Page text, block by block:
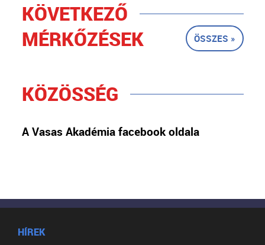
KÖVETKEZŐ
MÉRKŐZÉSEK
ÖSSZES »
KÖZÖSSÉG
A Vasas Akadémia facebook oldala
HÍREK